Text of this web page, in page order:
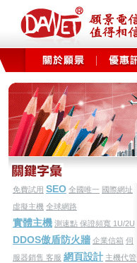
免費試用 SEO 全國唯一 國際網址
虛擬主機 全球網路
實體主機 測速點 保證頻寬 1U/2U
DDOS傲盾防火牆 企業信箱 伺
服器銷售 客服 網頁設計 主機代管